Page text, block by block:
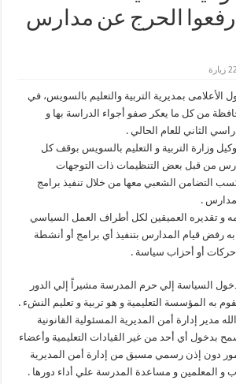
الحرج عن مدارس
بمديرية التربية والتعليم بالسويس، في
من كل ما يعكر صفو أجواء الدراسة بها و
الثاني للعام الحالي .
وزارة التربية و التعليم بالسويس بوقف كل
من قبل بعض التنظيمات ذات التوجهات
التضامن الشعبي معها من خلال تنفيذ برامج
.
و تقديره العميقين لكل أطراف العمل السياسي
رفض قيام المدارس بتنفيذ أي برامج أو أنشطة
حركات أو أحزاب سياسة .
السياسة إلي حرم المدرسة مشيراً إلي الدور
به المؤسسة التعليمية و هو تربية و تعليم النشء .
إدارة أمن المديرية المسئولية القانونية
بدخول أي أحد من غير القيادات التعليمية وأعضاء
دون إذن رسمي مسبق من إدارة أمن المديرية
و المعلمين و مساعدة المدرسة علي أداء دورها .